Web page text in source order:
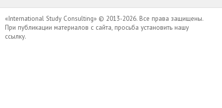
«International Study Consulting» © 2013-2026. Все права защищены.
При публикации материалов с сайта, просьба установить нашу
ссылку.